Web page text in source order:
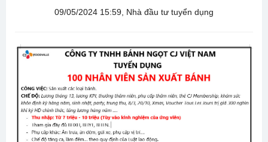
09/05/2024 15:59, Nhà đầu tư tuyển dụng